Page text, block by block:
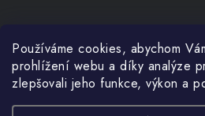
Používáme cookies, abychom
prohlížení webu a díky analýze
zlepšovali jeho funkce, výkon a
SERVIS
FIRMY, ŠKOLY, PARTNEŘI
ARTHAS MAGAZÍN
Facebook
Přihlášení